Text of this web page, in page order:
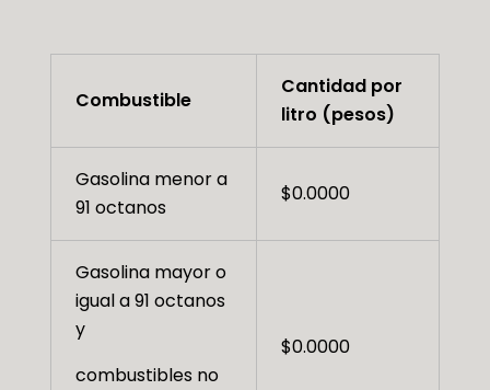
Combustible
Cantidad por
litro (pesos)
Gasolina menor a
91 octanos
$0.0000
Gasolina mayor o
igual a 91 octanos
y
combustibles no
$0.0000